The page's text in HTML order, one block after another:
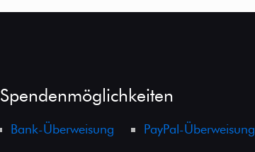
Spendenmöglichkeiten
Bank-Überweisung PayPal-Überweisung